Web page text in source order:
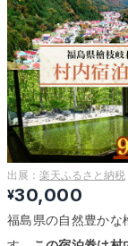
出展： 楽天ふるさと納税
¥30,000
福島県の自然豊かな